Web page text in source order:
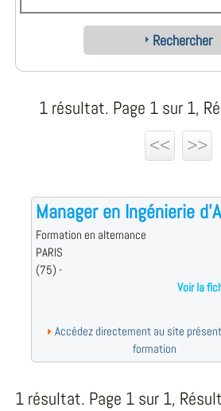
Rechercher
1 résultat. Page 1 sur 1,
<<
>>
Manager en Ingénierie
Formation en alternance
PARIS
(75) -
Voir la
Accédez directement au site
formation
1 résultat. Page 1 sur 1,